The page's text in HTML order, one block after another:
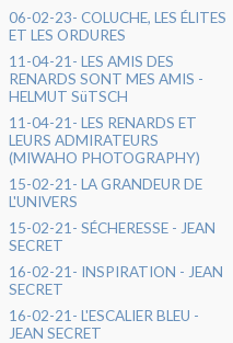
06-02-23- COLUCHE, LES ÉLITES
ET LES ORDURES
11-04-21- LES AMIS DES
RENARDS SONT MES AMIS -
HELMUT SüTSCH
11-04-21- LES RENARDS ET
LEURS ADMIRATEURS
(MIWAHO PHOTOGRAPHY)
15-02-21- LA GRANDEUR DE
L'UNIVERS
15-02-21- SÉCHERESSE - JEAN
SECRET
16-02-21- INSPIRATION - JEAN
SECRET
16-02-21- L'ESCALIER BLEU -
JEAN SECRET